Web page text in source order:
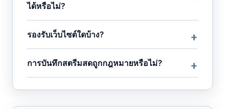
ได้หรือไม่?
รองรับเว็บไซต์ใดบ้าง?
การบันทึกสตรีมสดถูกกฎหมายหรือไม่?